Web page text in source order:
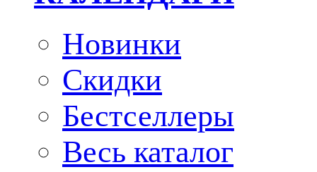
Новинки
Скидки
Бестселлеры
Весь каталог